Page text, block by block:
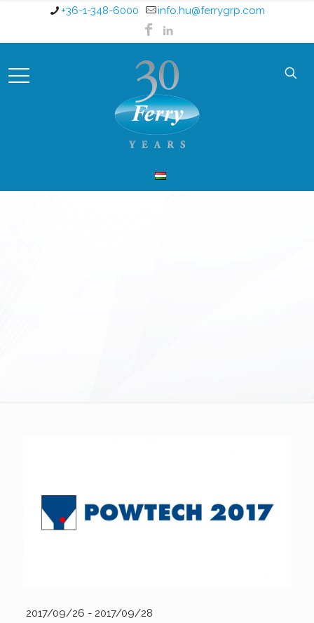
+36-1-348-6000 info.hu@ferrygrp.com
2017/09/26 - 2017/09/28